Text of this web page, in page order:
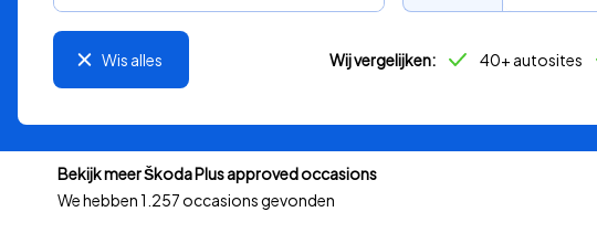
Wis alles Wij vergelijken: 40+ autosites
Bekijk meer Škoda Plus approved occasions
We hebben1.257 occasions gevonden